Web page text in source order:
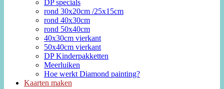
DP specials
rond 30x20cm /25x15cm
rond 40x30cm
rond 50x40cm
40x30cm vierkant
50x40cm vierkant
DP Kinderpakketten
Meerluiken
Hoe werkt Diamond painting?
Kaarten maken